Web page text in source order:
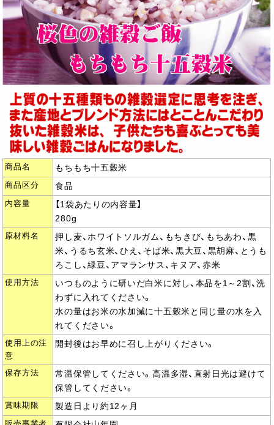
商品名 もちもち十五穀米
商品区分 食品
内容量
【1袋あたりの内容量】
280g
原材料名
押し麦、ホワイトソルガム、もちきび、もちあわ、黒
米、うるち玄米、ひえ、そば米、黒大豆、黒胡麻、とうも
ろこし、緑豆、アマランサス、キヌア、赤米
使用方法
いつものように研いだ白米に対し、本品を1～2割、洗
わずに入れてください。
水の量はお米の水加減に十五穀米と同じ量の水を入
れてください。
使用上の注
意
開封後はお早めに召し上がりください。
保存方法
常温保管してください。高温多湿、直射日光は避けて
保管してください。
賞味期限 製造日より約12ヶ月